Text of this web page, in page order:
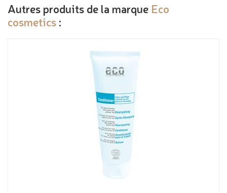
Autres produits de la marque Eco
cosmetics :